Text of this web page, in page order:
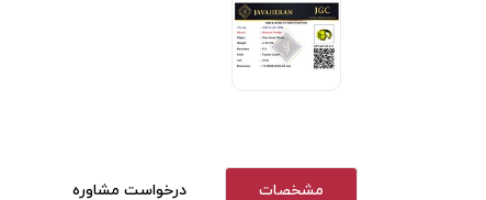
مشخصات درخواست مشاوره